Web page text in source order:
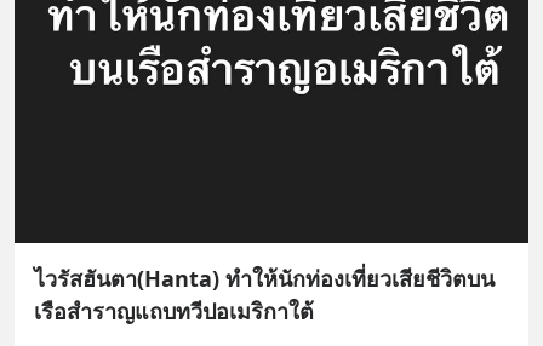
ไวรัสฮันตา(Hanta) ทำให้นักท่องเที่ยวเสียชีวิตบน
เรือสำราญแถบทวีปอเมริกาใต้